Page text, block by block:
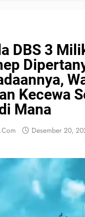
DBS 3
Kecewa
Mana
Desember 20,